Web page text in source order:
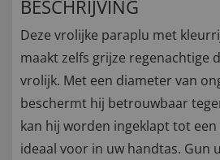
BESCHRIJVING
Deze vrolijke paraplu met
maakt zelfs grijze regenachtige
vrolijk. Met een diameter van
beschermt hij betrouwbaar
kan hij worden ingeklapt tot een
ideaal voor in uw handtas. Gun